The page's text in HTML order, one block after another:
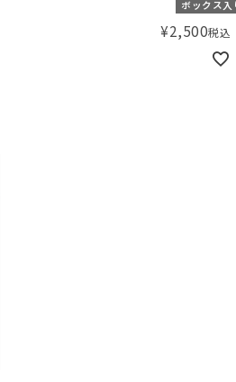
ボックス入
¥2,500税込